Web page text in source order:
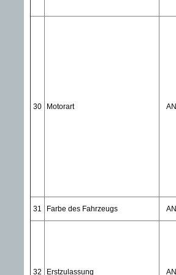
30 Motorart AN
31 Farbe des Fahrzeugs AN
32 Erstzulassung AN